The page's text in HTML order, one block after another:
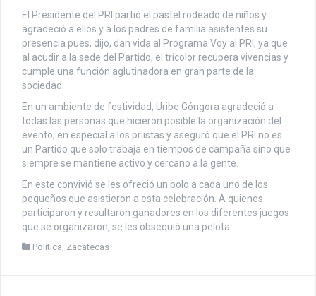
El Presidente del PRI partió el pastel rodeado de niños y
agradeció a ellos y a los padres de familia asistentes su
presencia pues, dijo, dan vida al Programa Voy al PRI, ya que
al acudir a la sede del Partido, el tricolor recupera vivencias y
cumple una función aglutinadora en gran parte de la
sociedad.
En un ambiente de festividad, Uribe Góngora agradeció a
todas las personas que hicieron posible la organización del
evento, en especial a los priistas y aseguró que el PRI no es
un Partido que solo trabaja en tiempos de campaña sino que
siempre se mantiene activo y cercano a la gente.
En este convivió se les ofreció un bolo a cada uno de los
pequeños que asistieron a esta celebración. A quienes
participaron y resultaron ganadores en los diferentes juegos
que se organizaron, se les obsequió una pelota.
Política Zacatecas